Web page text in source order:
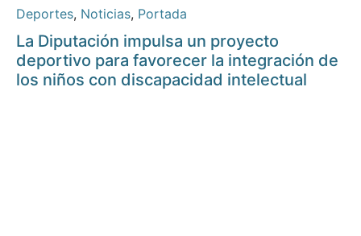
Deportes, Noticias, Portada
La Diputación impulsa un proyecto
deportivo para favorecer la integración de
los niños con discapacidad intelectual